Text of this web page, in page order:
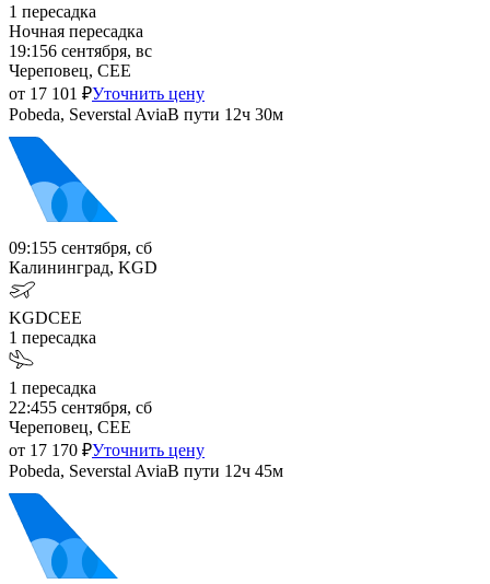
1 пересадка
Ночная пересадка
19:156 сентября, вс
Череповец, CEE
от 17 101 ₽Уточнить цену
Pobeda, Severstal AviaВ пути 12ч 30м
09:155 сентября, сб
Калининград, KGD
KGDCEE
1 пересадка
1 пересадка
22:455 сентября, сб
Череповец, CEE
от 17 170 ₽Уточнить цену
Pobeda, Severstal AviaВ пути 12ч 45м